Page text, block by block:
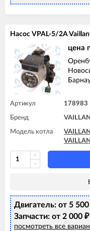
Насос VPAL-5/2A
цена
Артикул 178983
Бренд
Модель котла
Двигатель: от 5 500
Запчасти: от 2 000 ₽
посмотреть все